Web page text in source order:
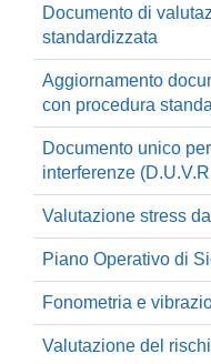
Documento di
standardizzata
Aggiornamento
con procedura
Documento unico
interferenze
Valutazione stress
Piano Operativo di
Fonometria e
Valutazione del